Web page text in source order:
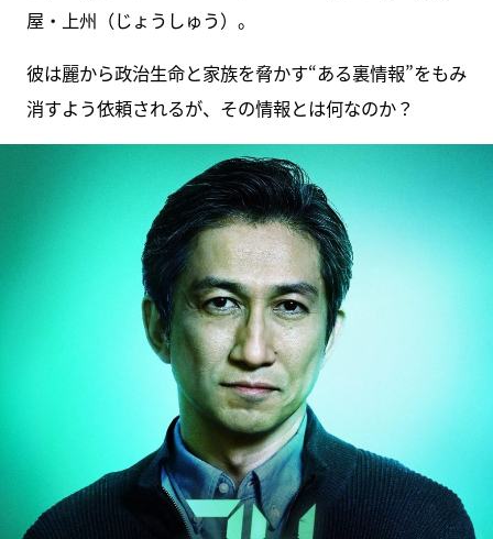
屋・上州（じょうしゅう）。
彼は麗から政治生命と家族を脅かす“ある裏情報”をもみ
消すよう依頼されるが、その情報とは何なのか？